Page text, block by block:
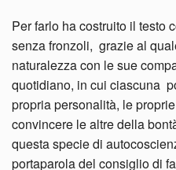
Per farlo ha costruito il testo
senza fronzoli, grazie al
naturalezza con le sue
quotidiano, in cui ciascuna
propria personalità, le
convincere le altre della
questa specie di
portaparola del consiglio di